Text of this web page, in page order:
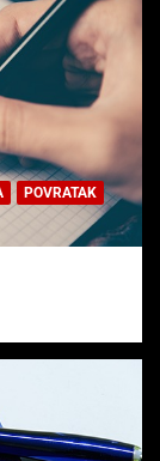
POVRATAK